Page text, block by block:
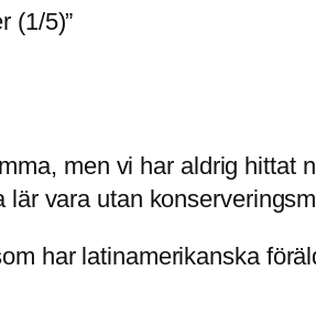
(1/5)”
men vi har aldrig hittat
lär vara utan
har latinamerikanska